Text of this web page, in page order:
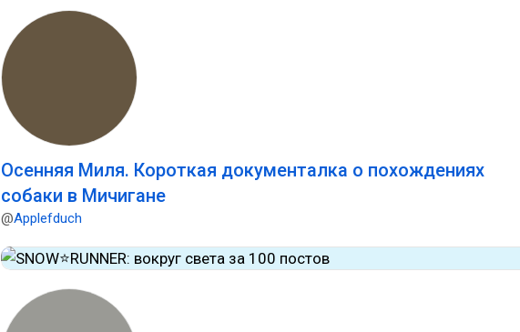
Осенняя Миля. Короткая документалка о похождениях
собаки в Мичигане
@Applefduch